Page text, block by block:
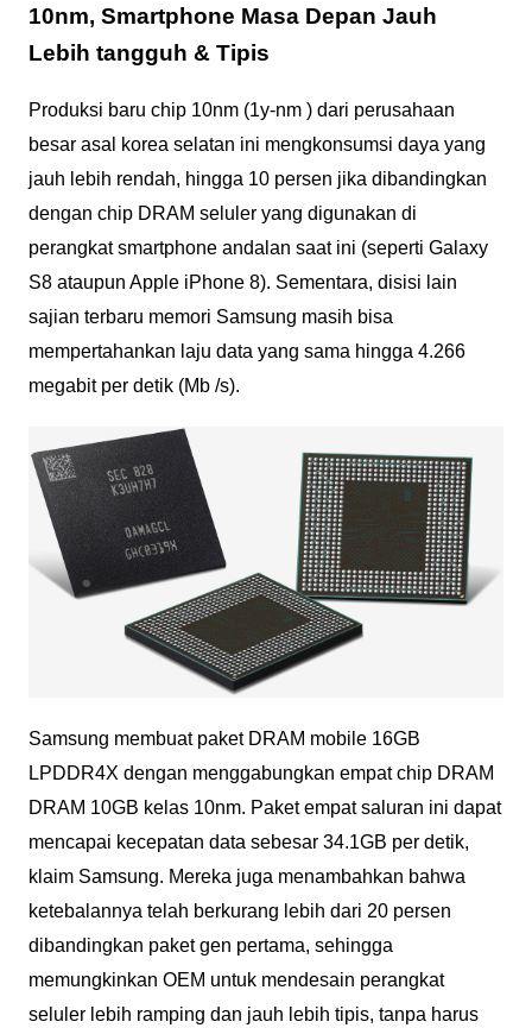
10nm, Smartphone Masa Depan Jauh
Lebih tangguh & Tipis
Produksi baru chip 10nm (1y-nm ) dari perusahaan
besar asal korea selatan ini mengkonsumsi daya yang
jauh lebih rendah, hingga 10 persen jika dibandingkan
dengan chip DRAM seluler yang digunakan di
perangkat smartphone andalan saat ini (seperti Galaxy
S8 ataupun Apple iPhone 8). Sementara, disisi lain
sajian terbaru memori Samsung masih bisa
mempertahankan laju data yang sama hingga 4.266
megabit per detik (Mb /s).
Samsung membuat paket DRAM mobile 16GB
LPDDR4X dengan menggabungkan empat chip DRAM
DRAM 10GB kelas 10nm. Paket empat saluran ini dapat
mencapai kecepatan data sebesar 34.1GB per detik,
klaim Samsung. Mereka juga menambahkan bahwa
ketebalannya telah berkurang lebih dari 20 persen
dibandingkan paket gen pertama, sehingga
memungkinkan OEM untuk mendesain perangkat
seluler lebih ramping dan jauh lebih tipis, tanpa harus